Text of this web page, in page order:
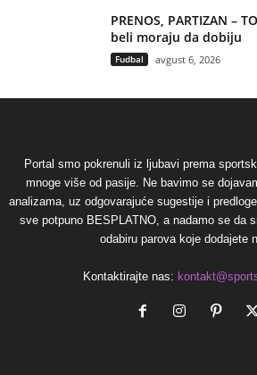
PRENOS, PARTIZAN –
beli moraju da dobiju
Fudbal avgust 6, 2026
Portal smo pokrenuli iz ljubavi prema
mnoge više od pasije. Ne bavimo se
analizama, uz odgovarajuće sugestije i
sve potpuno BESPLATNO, a nadamo se da
odabiru parova koje dodajete
Kontaktirajte nas: